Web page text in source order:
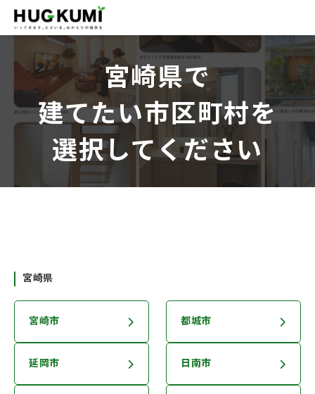
宮崎県で
建てたい市区町村を
選択してください
宮崎県
宮崎市 都城市
延岡市 日南市